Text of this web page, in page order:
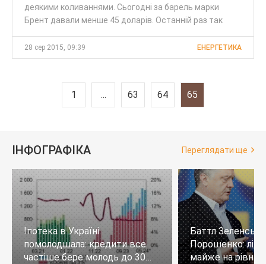
деякими коливаннями. Сьогодні за барель марки
Брент давали менше 45 доларів. Останній раз так
28 сер 2015, 09:39 ЕНЕРГЕТИКА
1 ... 63 64 65
ІНФОГРАФІКА Переглядати ще
Іпотека в Україні
помолодшала: кредити все
частіше бере молодь до 30
Баттл
Порошенко:
майже на